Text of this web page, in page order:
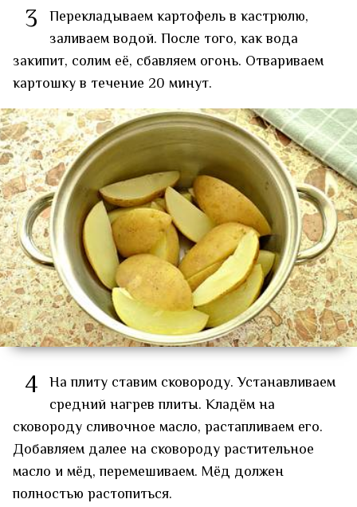
3 Перекладываем картофель в кастрюлю,
заливаем водой. После того, как вода
закипит, солим её, сбавляем огонь. Отвариваем
картошку в течение 20 минут.
4 На плиту ставим сковороду. Устанавливаем
средний нагрев плиты. Кладём на
сковороду сливочное масло, растапливаем его.
Добавляем далее на сковороду растительное
масло и мёд, перемешиваем. Мёд должен
полностью растопиться.